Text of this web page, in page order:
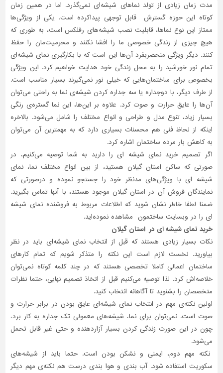
سازی
و
نما
ساخت
و
ساز
تاسیسات
ساختمان
شهرسازی،
ترافیک
سازه
سایر
مدت زمان زیادی از تولد نماهای شیشه‌ای نمی‌گذرد. اما در همین زمان
کوتاه این حوزه گسترش قابل توجهی پیداکرده است. یکی از ویژگی‌ها
ممتاز این نوع نماها، قابلیت نصب شیشه‌های رفلکس است، به طوری که
هیچ چیزی از زندگی خصوصی ما را افشا نکنند و محرمیت‌مان را حفظ
کنند. دیگر ویژگی منحصربفرد آن‌ها این است که با بکارگیری نمای شیشه‌ای
تمام نور خورشید را به محل زندگی خود هدایت خواهیم کرد. این ویژگی
بخصوص برای ساختمان‌هایی که خیلی نور نمی‌گیرند بسیار مناسب است.
از طرف دیگر، با دوجداره یا سه جداره کردن شیشه‌ی نما به راحتی می‌توان
آن‌ها را عایق حرارت و صوت کرد. علاوه‌ بر این‌ها، این نما گستره‌ی رنگی
بسیار زیاد، تنوع مدل و طراحی و انواع مختلف را شامل می‌شود. بالاخره
اینکه از لحاظ فنی هم محسنات بسیاری دارد که به مهمترین آن می‌توان
به کاهش بار مرده ساختمان اشاره کرد.
اگر تصمیم خرید نمای شیشه ای را دارید به شما توصیه می‌کنیم، در
صورتی که ساکن استان گیلان هستید، از بین انواع مختلف نما، نمای
شیشه‌ ای با ویژگی‌های مدنظر خود را جستجو نموده و درصورتی‌ که
نمایندگان فروش آن در استان گیلان موجود هستند، با آنها تماس بگیرید.
ضمنا لطفا خاطر نشان شوید که اطلاعات مربوط به فروشنده نمای شیشه‌
ای را در وبسایت ساختمون مشاهده نموده‌اید.
خرید نمای شیشه ‌ای در استان گیلان
نکات بسیار زیادی هستند که قبل از انتخاب نمای شیشه‌ای باید در نظر
بیاورید. نخست لازم است این نکته را متذکر شویم که تمام کارهای
ساختمان اعمالی کاملا تخصصی هستند که در چند کلمه کوتاه نمی‌توان
خلاصه‌اش کرد. لذا توصیه می‌کنیم قبل از اتخاذ تصمیم نهایی، حتما نظرات
متخصصان را بشنوید تا آگاهانه انتخاب کنید.
اولین نکته‌ی مهم در انتخاب نمای شیشه‌ای عایق بودن در برابر حرارت و
صوت است. نمی‌توان برای نما، شیشه‌های معمولی تک جداره به کار برد،
چون در این صورت زندگی کردن بسیار آزاردهنده و حتی غیر قابل تحمل
می‌شود.
نکته مهم دوم، ایمنی و نشکن بودن است. حتما باید از شیشه‌های
سکوریت استفاده شود. آب بندی و هوا بندی درست هم نکته‌ی مهم دیگر